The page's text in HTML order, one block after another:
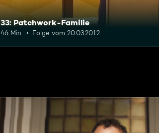
33: Patchwork-Familie
46 Min. Folge vom 20.03.2012